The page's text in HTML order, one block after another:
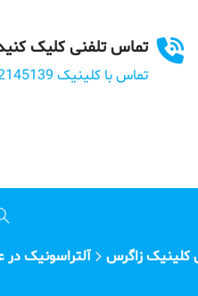
تماس تلفنی کلیک
تماس با کلینیک 02145139
کلینیک زاگرس آلتراسونیک